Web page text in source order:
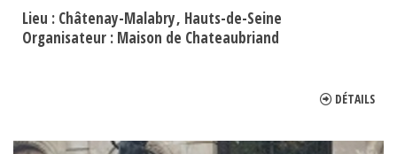
Lieu : Châtenay-Malabry Hauts-de-Seine
Organisateur : Maison de Chateaubriand
DÉTAILS